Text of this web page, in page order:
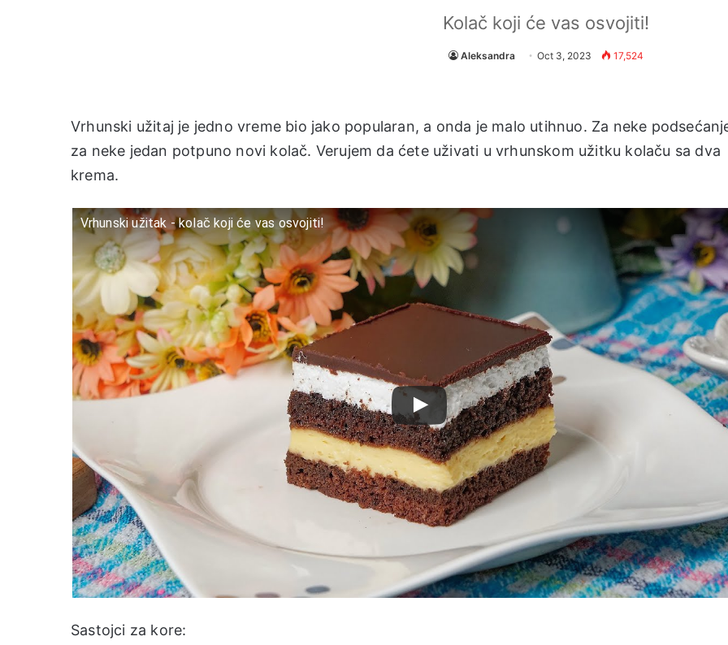
Kolač koji će vas osvojiti!
Aleksandra Oct 3, 2023 17,524
Vrhunski užitaj je jedno vreme bio jako popularan, a onda je malo utihnuo. Za neke
za neke jedan potpuno novi kolač. Verujem da ćete uživati u vrhunskom užitku kolaču sa dva
krema.
Vrhunski užitak - kolač koji će vas osvojiti!
Sastojci za kore: